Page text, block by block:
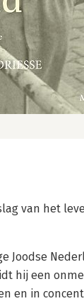
van het
Joodse
hij een
en in